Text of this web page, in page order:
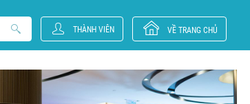
THÀNH VIÊN VỀ TRANG CHỦ